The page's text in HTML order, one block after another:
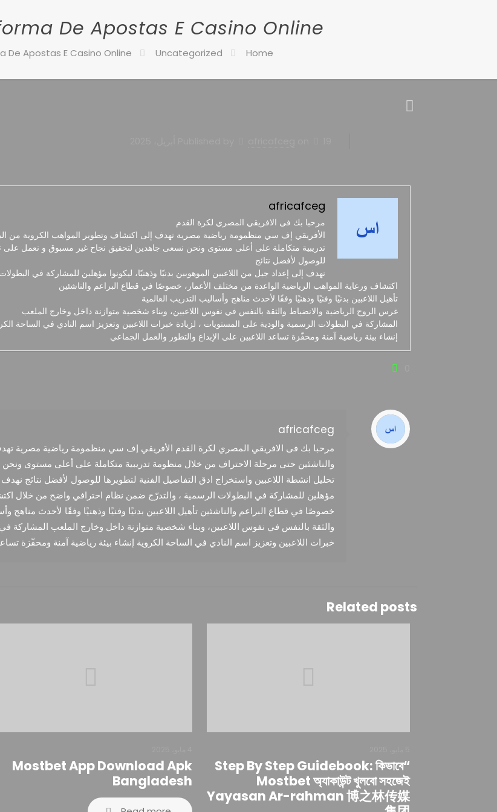
De Apostas E Casino Online
Home
Uncategorized
De Apostas E Casino Online
africafceg
مرحبا بك فى الافريقي المصري لكرة القدم
الأفريقي إف سي منظمومة رياضية مصرية تهدف إلى اكتشاف وتطوير المواهب الكروية من
تدريبية متكاملة على أعلى مستوى ونحن نسعى جاهدين لتحقيق نجاح غير مسبوق و نعمل على
للوصول لأفضل نتائج
نهدف إلى إعداد جيل من اللاعبين الموهوبين بدنيًا وذهنيًا، ليكونوا مؤهلين للمشاركة في
اكتشاف ورعاية المواهب الرياضية الواعدة من مختلف الأعمار، خصوصًا في قطاع البراعم والناشئين
تأهيل اللاعبين بدنيًا وفنيًا وذهنيًا وفقًا لأحدث مناهج وأساليب التدريب العالمية
غرس الروح الرياضية والانضباط والثقة بالنفس في نفوس اللاعبين، وبناء شخصية متوازنة داخل وخارج الملعب
المشاركة في البطولات الرسمية والودية على المستويات ، لزيادة خبرات اللاعبين وتعزيز اسم النادي في الساحة
إنشاء بيئة رياضية آمنة ومحفّزة تساعد اللاعبين على الإبداع والتطور والعمل الجماعي
africafceg
مرحبا بك فى الافريقي المصري لكرة القدم الأفريقي إف سي منظمومة رياضية مصرية
والناشئين حتى مرحلة الاحتراف من خلال منظومة تدريبية متكاملة على أعلى مستوى
تحليل انشطة اللاعبين واستخراج ادق التفاصيل الفنية لتطويرها للوصول لأفضل نتائج نهدف
مؤهلين للمشاركة في البطولات الرسمية ، والتدرّج ضمن نظام احترافي واضح من خلال
خصوصًا في قطاع البراعم والناشئين تأهيل اللاعبين بدنيًا وفنيًا وذهنيًا وفقًا لأحدث مناهج
والثقة بالنفس في نفوس اللاعبين، وبناء شخصية متوازنة داخل وخارج الملعب المشاركة
خبرات اللاعبين وتعزيز اسم النادي في الساحة الكروية إنشاء بيئة رياضية آمنة ومحفّزة
Related posts
“Step By Step Guidebook: কিভাবে
Mostbet অ্যাকাউন্ট খুলবো সহজেই
Yayasan Ar-rahman 博之林传媒
Mostbet App Download Apk
Bangladesh